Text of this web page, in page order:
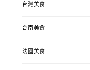
台灣美食
台南美食
法國美食